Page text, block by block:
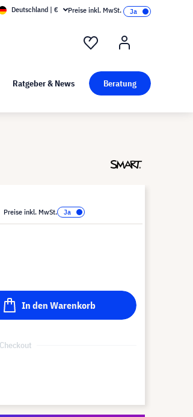
bei visunext
Deutschland | € Preise inkl. MwSt.
Ratgeber & News Beratung
Preise inkl. MwSt.
In den Warenkorb